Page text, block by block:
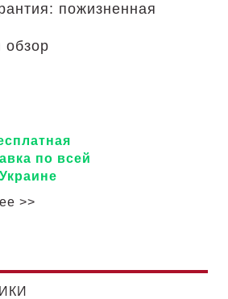
пожизненная
обзор
по всей
Украине
>>